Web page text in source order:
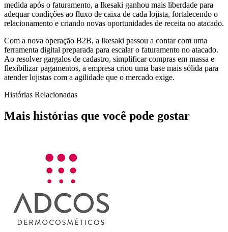
medida após o faturamento, a Ikesaki ganhou mais liberdade para
adequar condições ao fluxo de caixa de cada lojista, fortalecendo o
relacionamento e criando novas oportunidades de receita no atacado.
Com a nova operação B2B, a Ikesaki passou a contar com uma
ferramenta digital preparada para escalar o faturamento no atacado.
Ao resolver gargalos de cadastro, simplificar compras em massa e
flexibilizar pagamentos, a empresa criou uma base mais sólida para
atender lojistas com a agilidade que o mercado exige.
Histórias Relacionadas
Mais histórias que você pode gostar